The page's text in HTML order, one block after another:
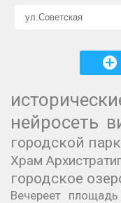
+
нейросеть
городской парк
Храм
городское
Вечереет площадь